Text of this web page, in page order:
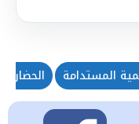
المستدامة الحضارة